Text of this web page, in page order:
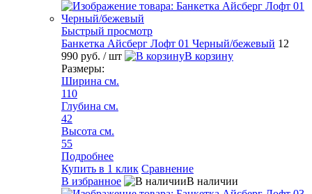
Быстрый просмотр
Банкетка Айсберг Лофт 01 Черный/бежевый 12
990 руб. / шт
В корзину
Размеры:
Ширина см.
110
Глубина см.
42
Высота см.
55
Подробнее
Купить в 1 клик Сравнение
В избранное
В наличии